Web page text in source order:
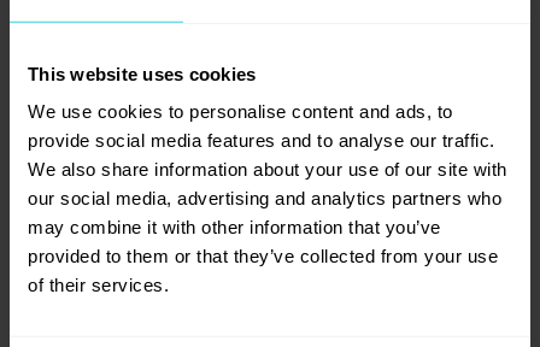
This website uses cookies
We use cookies to personalise content and ads, to
provide social media features and to analyse our traffic.
We also share information about your use of our site with
our social media, advertising and analytics partners who
may combine it with other information that you’ve
provided to them or that they’ve collected from your use
of their services.
0x
0 x
Vlaďa
20. 7. 2019
Na kolik odvápnění?
Dobrý den. U jiných odvápňovačů máte napsáno, na kolik
odvápnění je balení vhodné. Tady nemáte nic. Mám tomu
📧Provoňte si e-mailovou
schránku kávou
Aromagazín vám pošleme jen, když bude o
čem psát.
Slibujeme na naše kafe.